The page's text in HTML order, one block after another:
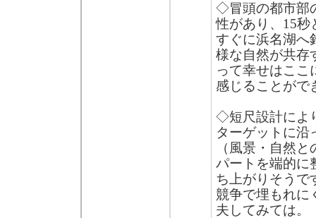
◇冒頭の都市部
性があり、15秒
すぐに浜名湖へ
様な自然が共存
って幸せはここ
感じることがで
◇短尺設計によ
ターゲットに沿
（風景・自然
パートを端的に
ち上がりそうで
競争で埋もれに
夫してみては。